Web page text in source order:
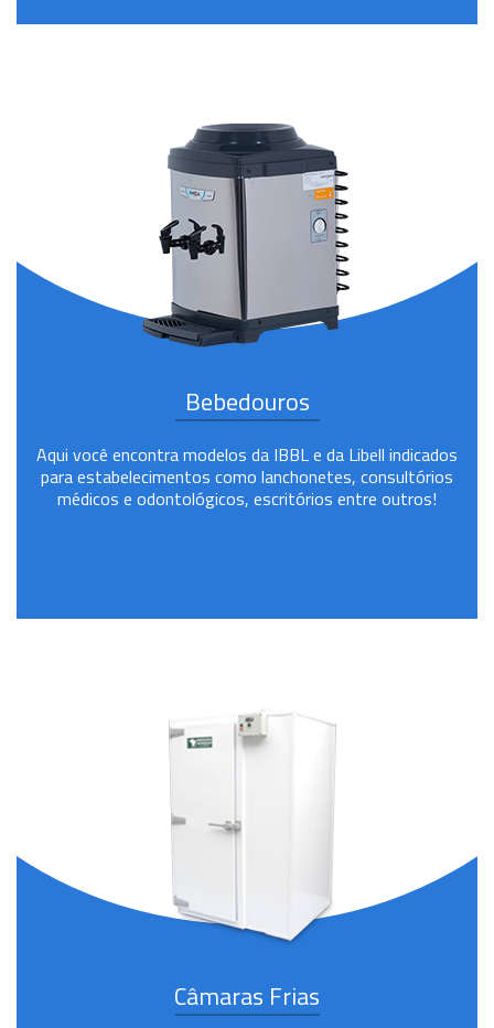
Bebedouros
Aqui você encontra modelos da IBBL e da Libell indicados
para estabelecimentos como lanchonetes, consultórios
médicos e odontológicos, escritórios entre outros!
Câmaras Frias